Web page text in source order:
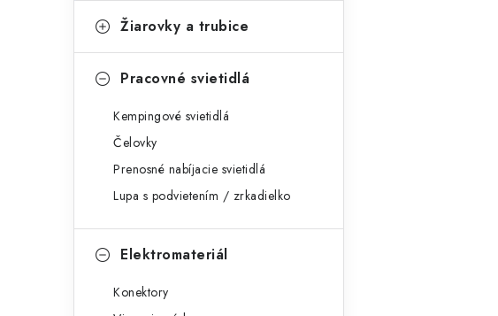
Žiarovky a trubice
Pracovné svietidlá
Kempingové svietidlá
Čelovky
Prenosné nabíjacie svietidlá
Lupa s podvietením / zrkadielko
Elektromateriál
Konektory